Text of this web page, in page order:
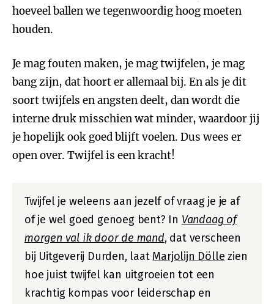
hoeveel ballen we tegenwoordig hoog moeten
houden.
Je mag fouten maken, je mag twijfelen, je mag
bang zijn, dat hoort er allemaal bij. En als je dit
soort twijfels en angsten deelt, dan wordt die
interne druk misschien wat minder, waardoor jij
je hopelijk ook goed blijft voelen. Dus wees er
open over. Twijfel is een kracht!
Twijfel je weleens aan jezelf of vraag je je af
of je wel goed genoeg bent? In Vandaag of
morgen val ik door de mand, dat verscheen
bij Uitgeverij Durden, laat Marjolijn Dölle zien
hoe juist twijfel kan uitgroeien tot een
krachtig kompas voor leiderschap en